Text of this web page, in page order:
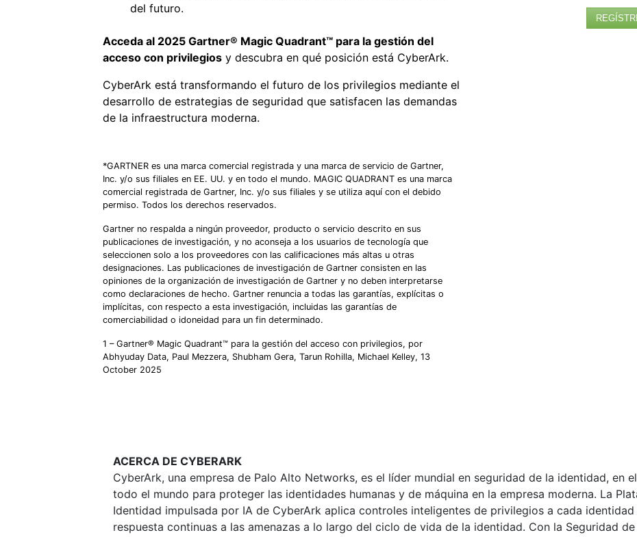
del futuro.
Acceda al 2025 Gartner® Magic Quadrant™ para la gestión del
acceso con privilegios y descubra en qué posición está CyberArk.
CyberArk está transformando el futuro de los privilegios mediante el
desarrollo de estrategias de seguridad que satisfacen las demandas
de la infraestructura moderna.
*GARTNER es una marca comercial registrada y una marca de servicio de Gartner,
Inc. y/o sus filiales en EE. UU. y en todo el mundo. MAGIC QUADRANT es una marca
comercial registrada de Gartner, Inc. y/o sus filiales y se utiliza aquí con el debido
permiso. Todos los derechos reservados.
Gartner no respalda a ningún proveedor, producto o servicio descrito en sus
publicaciones de investigación, y no aconseja a los usuarios de tecnología que
seleccionen solo a los proveedores con las calificaciones más altas u otras
designaciones. Las publicaciones de investigación de Gartner consisten en las
opiniones de la organización de investigación de Gartner y no deben interpretarse
como declaraciones de hecho. Gartner renuncia a todas las garantías, explícitas o
implícitas, con respecto a esta investigación, incluidas las garantías de
comerciabilidad o idoneidad para un fin determinado.
1 – Gartner® Magic Quadrant™ para la gestión del acceso con privilegios, por
Abhyuday Data, Paul Mezzera, Shubham Gera, Tarun Rohilla, Michael Kelley, 13
October 2025
ACERCA DE CYBERARK
CyberArk, una empresa de Palo Alto Networks, es el líder mundial en seguridad de la identidad, en
todo el mundo para proteger las identidades humanas y de máquina en la empresa moderna. La
Identidad impulsada por IA de CyberArk aplica controles inteligentes de privilegios a cada
respuesta continuas a las amenazas a lo largo del ciclo de vida de la identidad. Con la Seguridad